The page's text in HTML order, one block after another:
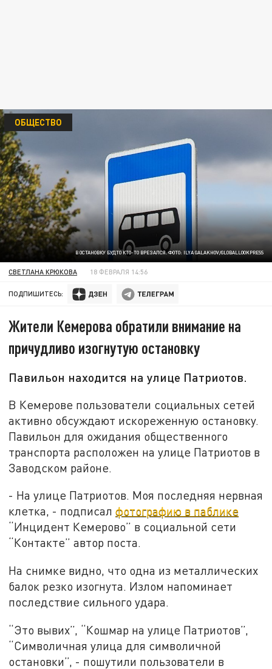
В ОСТАНОВКУ БУДТО КТО-ТО ВРЕЗАЛСЯ. ФОТО: ILYA GALAKHOV/GLOBALLOOKPRESS
ОБЩЕСТВО
СВЕТЛАНА КРЮКОВА 18 ФЕВРАЛЯ 14:56
ПОДПИШИТЕСЬ:
Жители Кемерова обратили внимание на
причудливо изогнутую остановку
Павильон находится на улице Патриотов.
В Кемерове пользователи социальных сетей
активно обсуждают искореженную остановку.
Павильон для ожидания общественного
транспорта расположен на улице Патриотов в
Заводском районе.
- На улице Патриотов. Моя последняя нервная
клетка, - подписалфотографию в паблике
“Инцидент Кемерово” в социальной сети
“Контакте” автор поста.
На снимке видно, что одна из металлических
балок резко изогнута. Излом напоминает
последствие сильного удара.
“Это вывих”, “Кошмар на улице Патриотов”,
“Символичная улица для символичной
остановки”, - пошутили пользователи в